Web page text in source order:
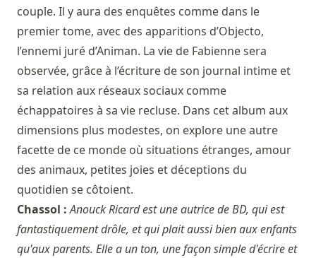
couple. Il y aura des enquêtes comme dans le
premier tome, avec des apparitions d’Objecto,
l’ennemi juré d’Animan. La vie de Fabienne sera
observée, grâce à l’écriture de son journal intime et
sa relation aux réseaux sociaux comme
échappatoires à sa vie recluse. Dans cet album aux
dimensions plus modestes, on explore une autre
facette de ce monde où situations étranges, amour
des animaux, petites joies et déceptions du
quotidien se côtoient.
Chassol :Anouck Ricard est une autrice de BD, qui est
fantastiquement drôle, et qui plait aussi bien aux enfants
qu'aux parents. Elle a un ton, une façon simple d'écrire et